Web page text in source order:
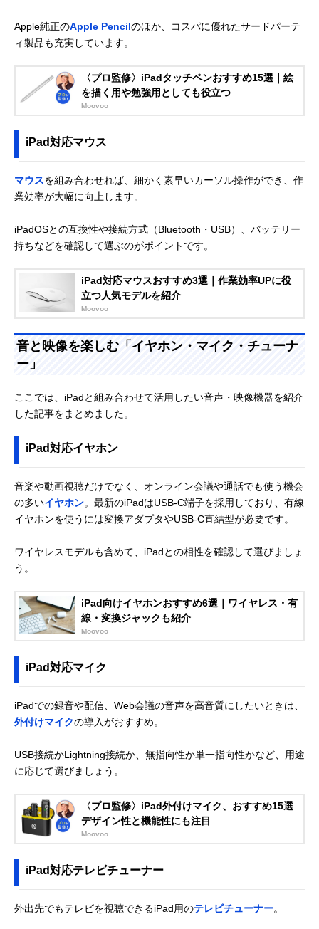
Apple純正のApple Pencilのほか、コスパに優れたサードパーテ
ィ製品も充実しています。
〈プロ監修〉iPadタッチペンおすすめ15選｜絵
を描く用や勉強用としても役立つ
Moovoo
iPad対応マウス
マウスを組み合わせれば、細かく素早いカーソル操作ができ、作
業効率が大幅に向上します。
iPadOSとの互換性や接続方式（Bluetooth・USB）、バッテリー
持ちなどを確認して選ぶのがポイントです。
iPad対応マウスおすすめ3選｜作業効率UPに役
立つ人気モデルを紹介
Moovoo
音と映像を楽しむ「イヤホン・マイク・チューナ
ー」
ここでは、iPadと組み合わせて活用したい音声・映像機器を紹介
した記事をまとめました。
iPad対応イヤホン
音楽や動画視聴だけでなく、オンライン会議や通話でも使う機会
の多いイヤホン。最新のiPadはUSB-C端子を採用しており、有線
イヤホンを使うには変換アダプタやUSB-C直結型が必要です。
ワイヤレスモデルも含めて、iPadとの相性を確認して選びましょ
う。
iPad向けイヤホンおすすめ6選｜ワイヤレス・有
線・変換ジャックも紹介
Moovoo
iPad対応マイク
iPadでの録音や配信、Web会議の音声を高音質にしたいときは、
外付けマイクの導入がおすすめ。
USB接続かLightning接続か、無指向性か単一指向性かなど、用途
に応じて選びましょう。
〈プロ監修〉iPad外付けマイク、おすすめ15選
デザイン性と機能性にも注目
Moovoo
iPad対応テレビチューナー
外出先でもテレビを視聴できるiPad用のテレビチューナー。